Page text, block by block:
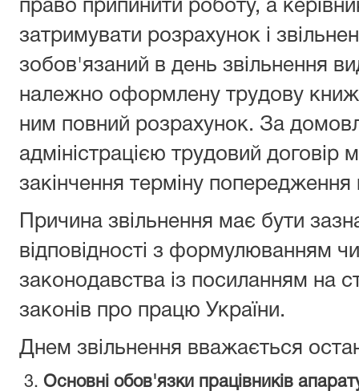
право припинити роботу, а
затримувати розрахунок і
зобов'язаний в день звільнення
належно оформлену трудову
ним повний розрахунок. За
адміністрацією трудовий
закінчення терміну попередження
Причина звільнення має бути
відповідності з формулюванням
законодавства із посиланням на
законів про працю України.
Днем звільнення вважається
3. Основні обов'язки працівників